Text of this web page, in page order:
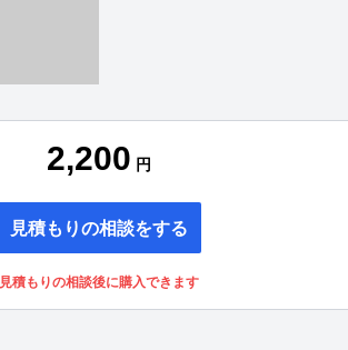
2,200 円
見積もりの相談をする
見積もりの相談後に購入できます